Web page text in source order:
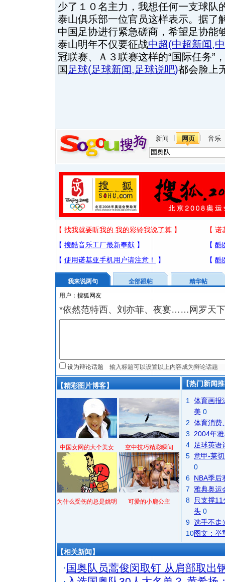
少了１０名主力，我想任何一支球队
泰山俱乐部一位官员这样表示。据了
中国足协进行紧急磋商，希望足协能
泰山明年不仅要征战中超(中超新闻,
冠联赛、Ａ３联赛这样的“国际任务”
国 足球(足球新闻,足球说吧)都会脸上
新闻 网页 音乐
我来说两句 全部跟帖
精华帖
用户：
*依然范特西、刘亦菲、夜宴……网罗天
设为辩论话题
【精彩图片博客】
中国女网的大个美女 空中技巧精彩瞬间
为什么受伤的总是姚明 可爱的小鹿公主
【热门新闻
1
体育画报
美 0
2 体育消费
3
2004年
4
足球英语
5 意甲-莱
0
6 NBA季后
7
雅典奥运
8
只支撑
头 0
9 选手不走
10图文：举
【相关新闻】
· 国奥队员蒿俊闵取钉 从肩部取出